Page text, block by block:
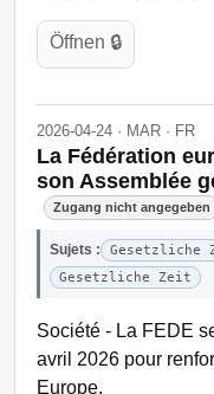
Öffnen 🔒
2026-04-24 · MAR · FR
La Fédération
son Assemblée
Zugang nicht angegeben
Sujets :
Gesetzliche
Gesetzliche Zeit
Société - La FEDE
avril 2026 pour
Europe.